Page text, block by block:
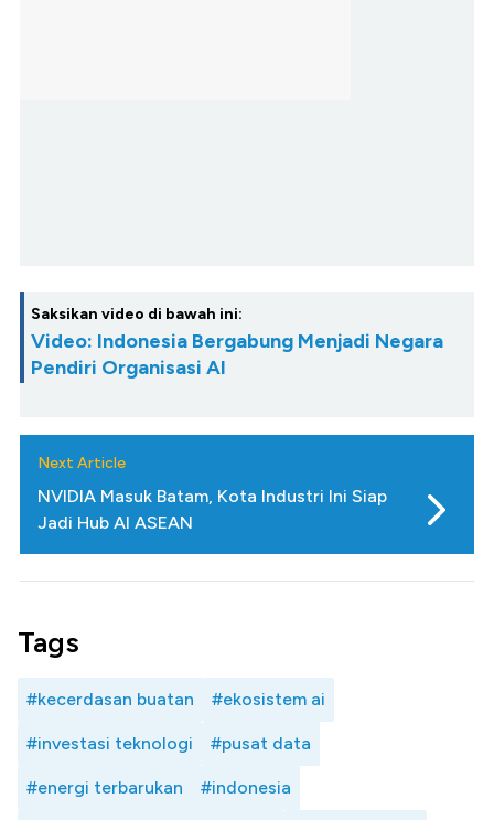
Saksikan video di bawah ini:
Video: Indonesia Bergabung Menjadi Negara
Pendiri Organisasi AI
Next Article
NVIDIA Masuk Batam, Kota Industri Ini Siap
Jadi Hub AI ASEAN
Tags
#kecerdasan buatan #ekosistem ai
#investasi teknologi #pusat data
#energi terbarukan #indonesia